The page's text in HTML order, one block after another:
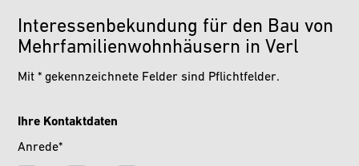
Interessenbekundung für den Bau von
Mehrfamilienwohnhäusern in Verl
Mit * gekennzeichnete Felder sind Pflichtfelder.
Ihre Kontaktdaten
Anrede*